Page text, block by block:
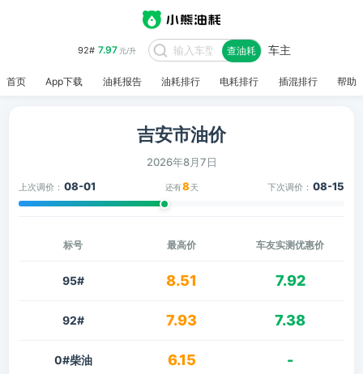
92# 7.97元/升 查油耗 车主
首页 App下载 油耗报告 油耗排行 电耗排行 插混排行 帮助
吉安市油价
2026年8月7日
上次调价： 08-01 还有8 天 下次调价： 08-15
标号 最高价 车友实测优惠价
95# 8.51 7.92
92# 7.93 7.38
0#柴油 6.15 -